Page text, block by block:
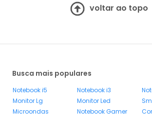
voltar ao topo
Busca mais populares
Notebook i5 Notebook i3
Monitor Lg
Monitor Led
Microondas
Notebook Gamer